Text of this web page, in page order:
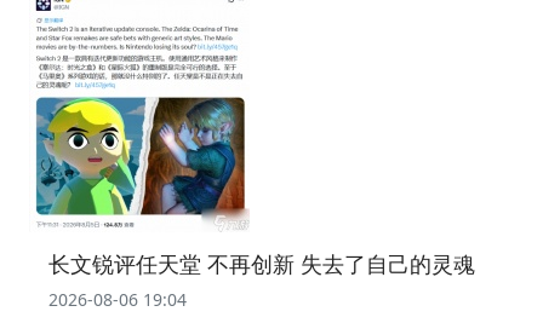
长文锐评任天堂 不再创新 失去了自己的灵魂
2026-08-06 19:04